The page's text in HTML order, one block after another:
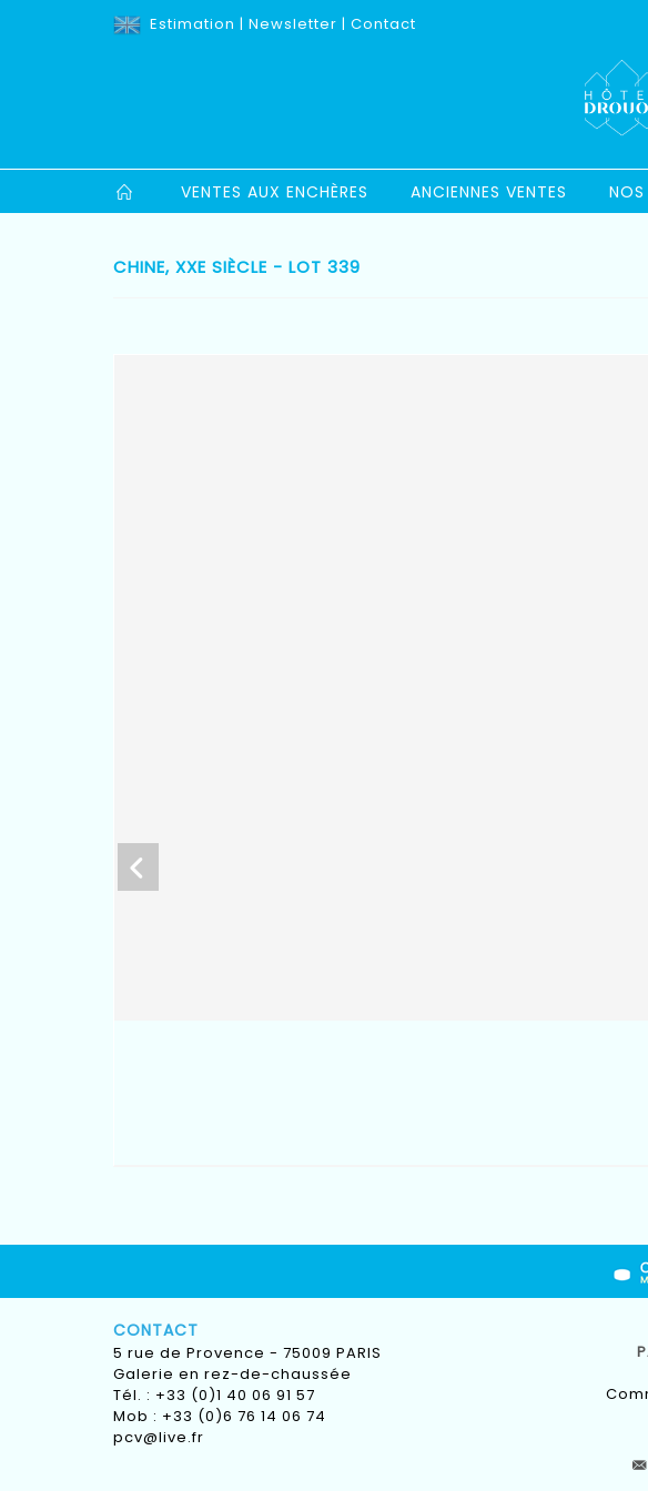
Estimation | Newsletter | Contact
VENTES AUX ENCHÈRES ANCIENNES VENTES NOS
CHINE, XXE SIÈCLE - LOT 339
CONTACT
5 rue de Provence - 75009 PARIS
Galerie en rez-de-chaussée
Tél. : +33 (0)1 40 06 91 57
Mob : +33 (0)6 76 14 06 74
pcv@live.fr